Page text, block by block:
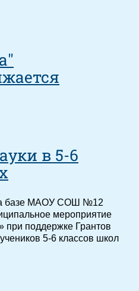
в 5-6
базе МАОУ СОШ №12
мероприятие
при поддержке Грантов
5-6 классов школ